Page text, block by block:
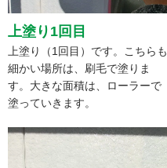
上塗り1回目
上塗り（1回目）です。こちらも
細かい場所は、刷毛で塗りま
す。大きな面積は、ローラーで
塗っていきます。